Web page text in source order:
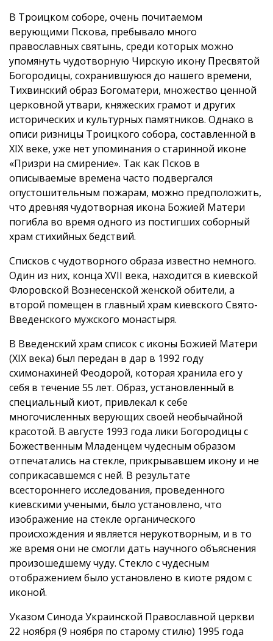
В Троицком соборе, очень почитаемом
верующими Пскова, пребывало много
православных святынь, среди которых можно
упомянуть чудотворную Чирскую икону Пресвятой
Богородицы, сохранившуюся до нашего времени,
Тихвинский образ Богоматери, множество ценной
церковной утвари, княжеских грамот и других
исторических и культурных памятников. Однако в
описи ризницы Троицкого собора, составленной в
XIX веке, уже нет упоминания о старинной иконе
«Призри на смирение». Так как Псков в
описываемые времена часто подвергался
опустошительным пожарам, можно предположить,
что древняя чудотворная икона Божией Матери
погибла во время одного из постигших соборный
храм стихийных бедствий.
Списков с чудотворного образа известно немного.
Один из них, конца XVII века, находится в киевской
Флоровской Вознесенской женской обители, а
второй помещен в главный храм киевского Свято-
Введенского мужского монастыря.
В Введенский храм список с иконы Божией Матери
(XIX века) был передан в дар в 1992 году
схимонахиней Феодорой, которая хранила его у
себя в течение 55 лет. Образ, установленный в
специальный киот, привлекал к себе
многочисленных верующих своей необычайной
красотой. В августе 1993 года лики Богородицы с
Божественным Младенцем чудесным образом
отпечатались на стекле, прикрывавшем икону и не
соприкасавшемся с ней. В результате
всестороннего исследования, проведенного
киевскими учеными, было установлено, что
изображение на стекле органического
происхождения и является нерукотворным, и в то
же время они не смогли дать научного объяснения
произошедшему чуду. Стекло с чудесным
отображением было установлено в киоте рядом с
иконой.
Указом Синода Украинской Православной церкви
22 ноября (9 ноября по старому стилю) 1995 года